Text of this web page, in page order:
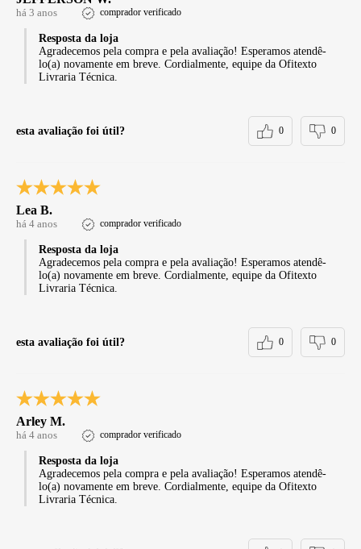
há 3 anos comprador verificado
Resposta da loja
Agradecemos pela compra e pela avaliação! Esperamos atendê-
lo(a) novamente em breve. Cordialmente, equipe da Ofitexto
Livraria Técnica.
esta avaliação foi útil? 0 0
Lea B.
há 4 anos comprador verificado
Resposta da loja
Agradecemos pela compra e pela avaliação! Esperamos atendê-
lo(a) novamente em breve. Cordialmente, equipe da Ofitexto
Livraria Técnica.
esta avaliação foi útil? 0 0
Arley M.
há 4 anos comprador verificado
Resposta da loja
Agradecemos pela compra e pela avaliação! Esperamos atendê-
lo(a) novamente em breve. Cordialmente, equipe da Ofitexto
Livraria Técnica.